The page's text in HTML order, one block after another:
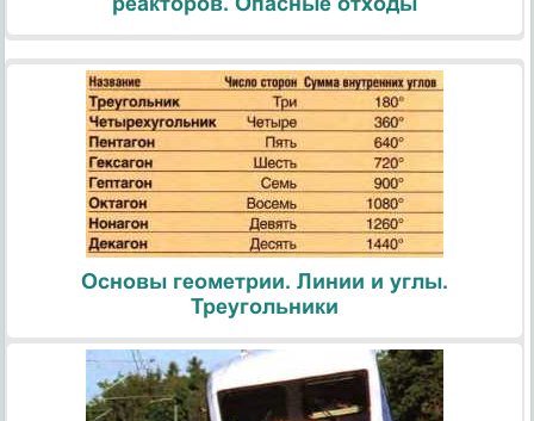
Основы геометрии. Линии и углы.
Треугольники